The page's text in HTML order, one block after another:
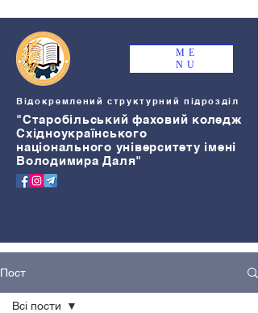
ME
NU
Відокремлений структурний підрозділ
"Старобільський фаховий коледж
Східноукраїнського
національного університету імені
Володимира Даля"
Пост
Всі пости